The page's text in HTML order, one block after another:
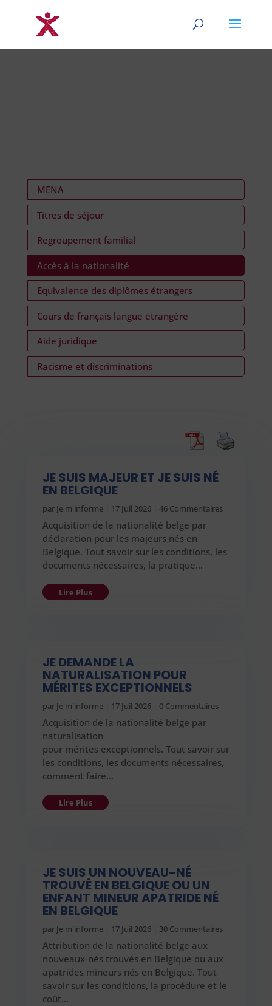
MENA
Titres de séjour
Regroupement familial
Accès à la nationalité
Equivalence des diplômes étrangers
Cours de français langue étrangère
Aide juridique
Racisme et discriminations
JE SUIS MAJEUR ET JE SUIS NÉ
EN BELGIQUE
par Je m'informe| 17 Juil 2026| 46 Commentaires
Acquisition de la nationalité belge par
déclaration pour les majeurs nés en
Belgique. Tout savoir sur les conditions, les
documents nécessaires, la pratique…
Lire Plus
JE DEMANDE LA
NATURALISATION POUR
MÉRITES EXCEPTIONNELS
par Je m'informe| 17 Juil 2026| 0 Commentaires
Acquisition de la nationalité belge par
naturalisation
pour mérites exceptionnels. Tout savoir sur
les conditions, les documents nécessaires,
comment faire…
Lire Plus
JE SUIS UN NOUVEAU-NÉ
TROUVÉ EN BELGIQUE OU UN
ENFANT MINEUR APATRIDE NÉ
EN BELGIQUE
par Je m'informe| 17 Juil 2026| 30 Commentaires
Attribution de la nationalité belge aux
nouveaux-nés trouvés en Belgique ou aux
apatrides mineurs nés en Belgique. Tout
savoir sur les conditions, la procédure et le
coût…